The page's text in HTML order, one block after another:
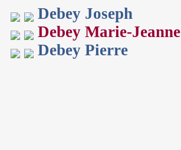
Debey Joseph
Debey Marie-Jeanne
Debey Pierre